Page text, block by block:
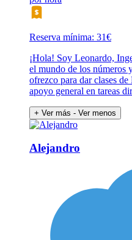
Reserva mínima: 31€
¡Hola! Soy Leonardo,
el mundo de los números
ofrezco para dar clases
apoyo general en tareas
+ Ver más - Ver menos
Alejandro